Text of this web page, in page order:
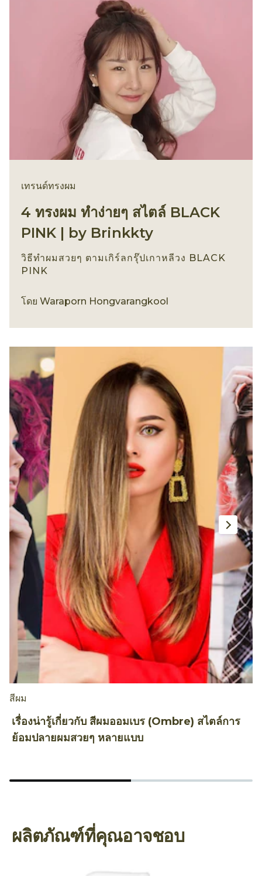
เทรนด์ทรงผม
4 ทรงผม ทำง่ายๆ สไตล์ BLACK
PINK | by Brinkkty
วิธีทำผมสวยๆ ตามเกิร์ลกรุ๊ปเกาหลีวง BLACK
PINK
โดย Waraporn Hongvarangkool
สีผม
เรื่องน่ารู้เกี่ยวกับ สีผมออมเบร (Ombre) สไตล์การ
ย้อมปลายผมสวยๆ หลายแบบ
ผลิตภัณฑ์ที่คุณอาจชอบ